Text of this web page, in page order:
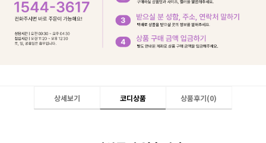
상세보기 코디상품 상품후기(0)